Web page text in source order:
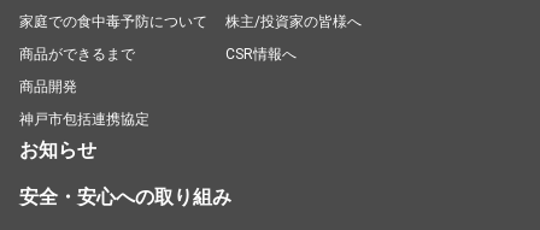
家庭での食中毒予防について
商品ができるまで
商品開発
神戸市包括連携協定
株主/投資家の皆様へ
CSR情報へ
お知らせ
安全・安心への取り組み